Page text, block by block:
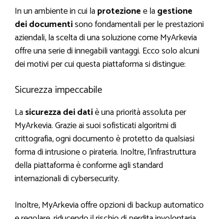
In un ambiente in cui laprotezionee lagestione
dei documentisono fondamentali per le prestazioni
aziendali, la scelta di una soluzione come MyArkevia
offre una serie di innegabili vantaggi. Ecco solo alcuni
dei motivi per cui questa piattaforma si distingue:
Sicurezza impeccabile
Lasicurezza dei datiè una priorità assoluta per
MyArkevia. Grazie ai suoi sofisticati algoritmi di
crittografia, ogni documento è protetto da qualsiasi
forma di intrusione o pirateria. Inoltre, l’infrastruttura
della piattaforma è conforme agli standard
internazionali di cybersecurity.
Inoltre, MyArkevia offre opzioni di backup automatico